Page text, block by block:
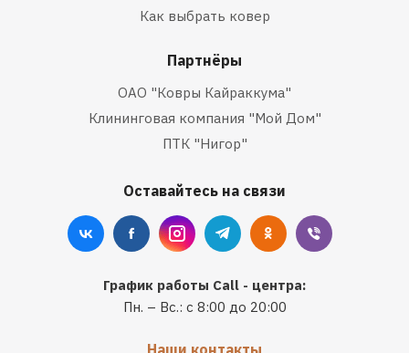
Как выбрать ковер
Партнёры
ОАО "Ковры Кайраккума"
Клининговая компания "Мой Дом"
ПТК "Нигор"
Оставайтесь на связи
График работы Call - центра:
Пн. – Вс.: с 8:00 до 20:00
Наши контакты